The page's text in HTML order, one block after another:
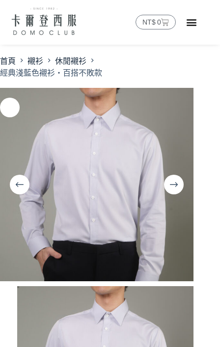
NT$ 0
首頁 襯衫
休閒襯衫
經典淺藍色襯衫・百搭不敗款